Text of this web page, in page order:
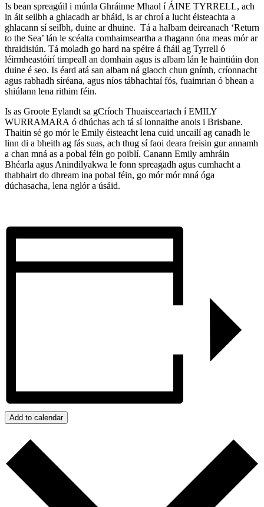
Is bean spreagúil i múnla Ghráinne Mhaol í ÁINE TYRRELL, ach
in áit seilbh a ghlacadh ar bháid, is ar chroí a lucht éisteachta a
ghlacann sí seilbh, duine ar dhuine. Tá a halbam deireanach ‘Return
to the Sea’ lán le scéalta comhaimseartha a thagann óna meas mór ar
thraidisiún. Tá moladh go hard na spéire á fháil ag Tyrrell ó
léirmheastóirí timpeall an domhain agus is albam lán le haintiúin don
duine é seo. Is éard atá san albam ná glaoch chun gnímh, críonnacht
agus rabhadh síréana, agus níos tábhachtaí fós, fuaimrian ó bhean a
shiúlann lena rithim féin.
Is as Groote Eylandt sa gCríoch Thuaisceartach í EMILY
WURRAMARA ó dhúchas ach tá sí lonnaithe anois i Brisbane.
Thaitin sé go mór le Emily éisteacht lena cuid uncailí ag canadh le
linn di a bheith ag fás suas, ach thug sí faoi deara freisin gur annamh
a chan mná as a pobal féin go poiblí. Canann Emily amhráin
Bhéarla agus Anindilyakwa le fonn spreagadh agus cumhacht a
thabhairt do dhream ina pobal féin, go mór mór mná óga
dúchasacha, lena nglór a úsáid.
Add to calendar